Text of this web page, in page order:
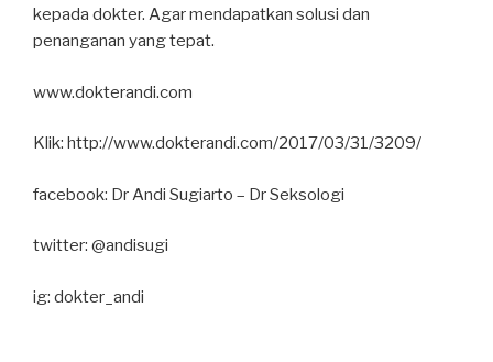
kepada dokter. Agar mendapatkan solusi dan
penanganan yang tepat.
www.dokterandi.com
Klik: http://www.dokterandi.com/2017/03/31/3209/
facebook: Dr Andi Sugiarto – Dr Seksologi
twitter: @andisugi
ig: dokter_andi